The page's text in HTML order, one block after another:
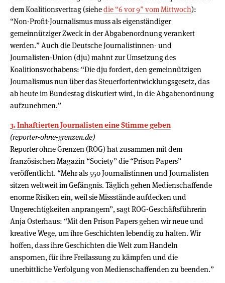
dem Koalitionsvertrag (siehedie “6 vor 9” vom Mittwoch):
“Non-Profit-Journalismus muss als eigenständiger
gemeinnütziger Zweck in der Abgabenordnung verankert
werden.” Auch die Deutsche Journalistinnen- und
Journalisten-Union (dju) mahnt zur Umsetzung des
Koalitionsvorhabens: “Die dju fordert, den gemeinnützigen
Journalismus nun über das Steuerfortentwicklungsgesetz, das
ab heute im Bundestag diskutiert wird, in die Abgabenordnung
aufzunehmen.”
3. Inhaftierten Journalisten eine Stimme geben
(reporter-ohne-grenzen.de)
Reporter ohne Grenzen (ROG) hat zusammen mit dem
französischen Magazin “Society” die “Prison Papers”
veröffentlicht. “Mehr als 550 Journalistinnen und Journalisten
sitzen weltweit im Gefängnis. Täglich gehen Medienschaffende
enorme Risiken ein, weil sie Missstände aufdecken und
Ungerechtigkeiten anprangern”, sagt ROG-Geschäftsführerin
Anja Osterhaus: “Mit den Prison Papers gehen wir neue und
kreative Wege, um ihre Geschichten lebendig zu halten. Wir
hoffen, dass ihre Geschichten die Welt zum Handeln
anspornen, für ihre Freilassung zu kämpfen und die
unerbittliche Verfolgung von Medienschaffenden zu beenden.”